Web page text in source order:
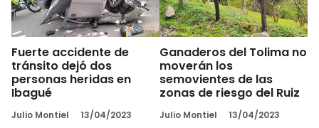
Fuerte accidente de
tránsito dejó dos
personas heridas en
Ibagué
Julio Montiel 13/04/2023
Ganaderos del Tolima no
moverán los
semovientes de las
zonas de riesgo del Ruiz
Julio Montiel 13/04/2023